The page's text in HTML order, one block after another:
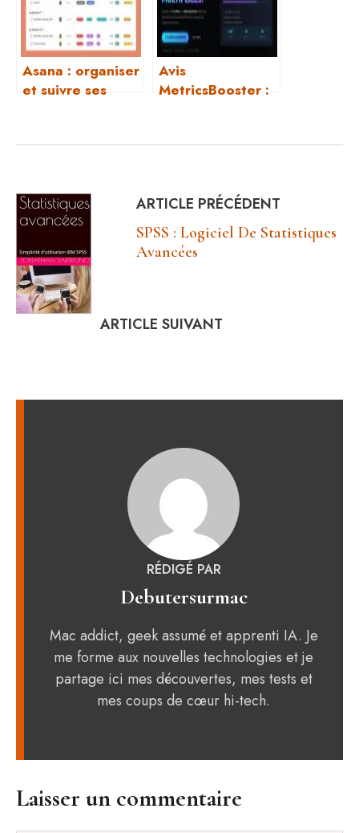
Asana : organiser
et suivre ses
Avis
MetricsBooster :
BOOST10)
ARTICLE PRÉCÉDENT
SPSS : Logiciel De Statistiques
Avancées
ARTICLE SUIVANT
RÉDIGÉ PAR
Debutersurmac
Mac addict, geek assumé et apprenti IA. Je
me forme aux nouvelles technologies et je
partage ici mes découvertes, mes tests et
mes coups de cœur hi-tech.
Laisser un commentaire